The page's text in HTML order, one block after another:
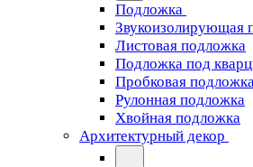
Подложка
Звукоизолирующая
Листовая подложка
Подложка под
Пробковая
Рулонная подложка
Хвойная подложка
Архитектурный декор